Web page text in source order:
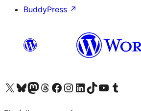
BuddyPress ↗
Visita nuestra cuenta de X (anteriormente Twitter)
Visita nuestra cuenta de Bluesky
Visita nuestra cuenta de Mastodon
Visita nuestra cuenta de Threads
Visita nuestra página de Facebook
Visita nuestra cuenta de Instagram
Visita nuestra cuenta de LinkedIn
Visita nuestra cuenta de TikTok
Visita nuestro canal de YouTube
Visita nuestra cuenta de Tumblr